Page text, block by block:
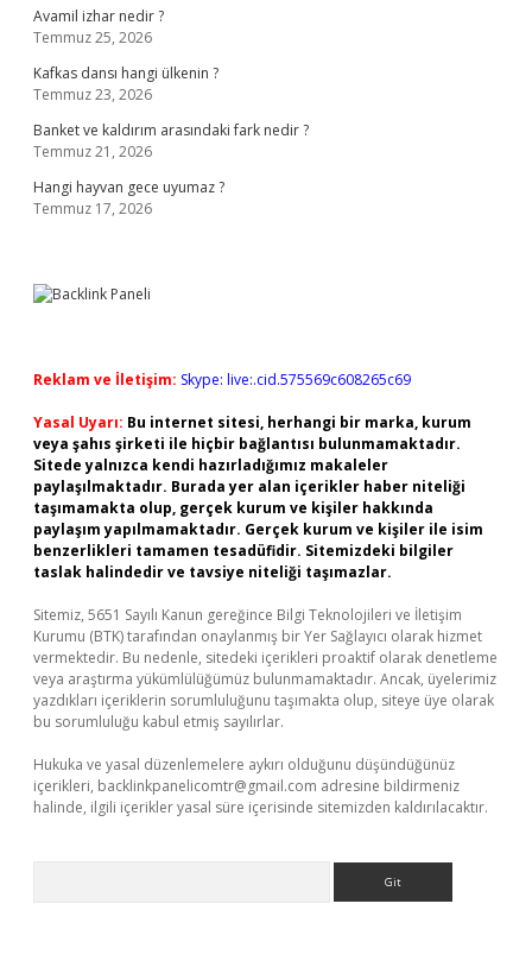
Avamil izhar nedir ?
Temmuz 25, 2026
Kafkas dansı hangi ülkenin ?
Temmuz 23, 2026
Banket ve kaldırım arasındaki fark nedir ?
Temmuz 21, 2026
Hangi hayvan gece uyumaz ?
Temmuz 17, 2026
Reklam ve İletişim: Skype: live:.cid.575569c608265c69
Yasal Uyarı: Bu internet sitesi, herhangi bir marka, kurum
veya şahıs şirketi ile hiçbir bağlantısı bulunmamaktadır.
Sitede yalnızca kendi hazırladığımız makaleler
paylaşılmaktadır. Burada yer alan içerikler haber niteliği
taşımamakta olup, gerçek kurum ve kişiler hakkında
paylaşım yapılmamaktadır. Gerçek kurum ve kişiler ile isim
benzerlikleri tamamen tesadüfidir. Sitemizdeki bilgiler
taslak halindedir ve tavsiye niteliği taşımazlar.
Sitemiz, 5651 Sayılı Kanun gereğince Bilgi Teknolojileri ve İletişim
Kurumu (BTK) tarafından onaylanmış bir Yer Sağlayıcı olarak hizmet
vermektedir. Bu nedenle, sitedeki içerikleri proaktif olarak denetleme
veya araştırma yükümlülüğümüz bulunmamaktadır. Ancak, üyelerimiz
yazdıkları içeriklerin sorumluluğunu taşımakta olup, siteye üye olarak
bu sorumluluğu kabul etmiş sayılırlar.
Hukuka ve yasal düzenlemelere aykırı olduğunu düşündüğünüz
içerikleri, backlinkpanelicomtr@gmail.com adresine bildirmeniz
halinde, ilgili içerikler yasal süre içerisinde sitemizden kaldırılacaktır.